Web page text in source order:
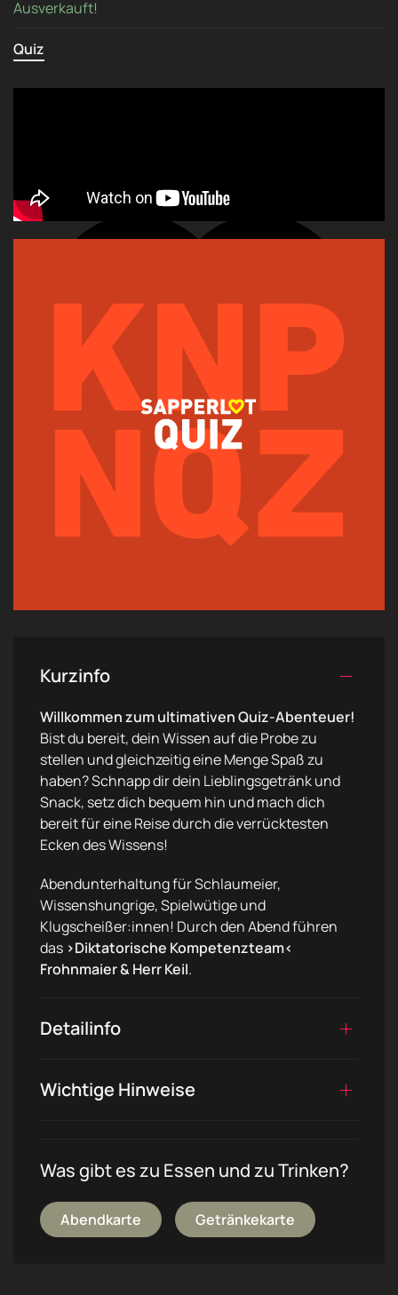
Ausverkauft!
Quiz
Kurzinfo
Willkommen zum ultimativen Quiz-Abenteuer!
Bist du bereit, dein Wissen auf die Probe zu
stellen und gleichzeitig eine Menge Spaß zu
haben? Schnapp dir dein Lieblingsgetränk und
Snack, setz dich bequem hin und mach dich
bereit für eine Reise durch die verrücktesten
Ecken des Wissens!
Abendunterhaltung für Schlaumeier,
Wissenshungrige, Spielwütige und
Klugscheißer:innen! Durch den Abend führen
das ›Diktatorische Kompetenzteam‹
Frohnmaier & Herr Keil.
Detailinfo
Wichtige Hinweise
Was gibt es zu Essen und zu Trinken?
Abendkarte Getränkekarte